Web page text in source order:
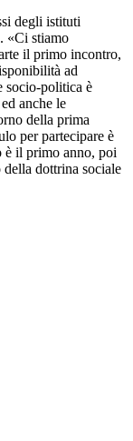
degli istituti
«Ci stiamo
il primo incontro,
ad
socio-politica è
anche le
della prima
per partecipare è
è il primo anno, poi
della dottrina sociale